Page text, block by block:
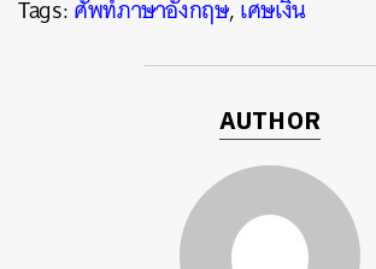
Tags:ศัพท์ภาษาอังกฤษ,เศษเงิน
AUTHOR